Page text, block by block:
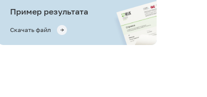
Пример результата
Скачать файл